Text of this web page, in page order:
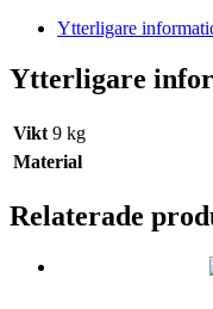
Ytterligare
Ytterligare
Vikt 9 kg
Material
Relaterade